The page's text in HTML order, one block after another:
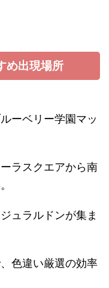
め出現場所
ーベリー学園マッ
ラスクエアから南
ュラルドンが集ま
色違い厳選の効率